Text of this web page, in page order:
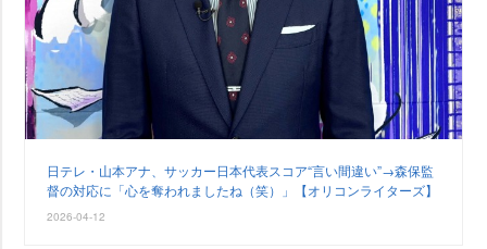
日テレ・山本アナ、サッカー日本代表スコア“言い間違い”→森保監
督の対応に「心を奪われましたね（笑）」【オリコンライターズ】
2026-04-12